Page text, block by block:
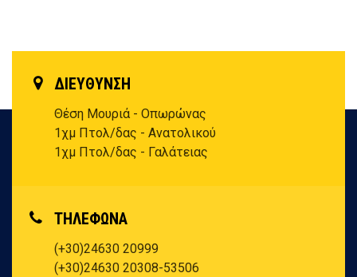
ΔΙΕΥΘΥΝΣΗ
Θέση Μουριά - Οπωρώνας
1χμ Πτολ/δας - Ανατολικού
1χμ Πτολ/δας - Γαλάτειας
ΤΗΛΕΦΩΝΑ
(+30)24630 20999
(+30)24630 20308-53506